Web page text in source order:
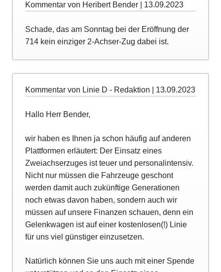
Kommentar von Heribert Bender | 13.09.2023
Schade, das am Sonntag bei der Eröffnung der
714 kein einziger 2-Achser-Zug dabei ist.
Kommentar von Linie D - Redaktion | 13.09.2023
Hallo Herr Bender,
wir haben es Ihnen ja schon häufig auf anderen
Plattformen erläutert: Der Einsatz eines
Zweiachserzuges ist teuer und personalintensiv.
Nicht nur müssen die Fahrzeuge geschont
werden damit auch zukünftige Generationen
noch etwas davon haben, sondern auch wir
müssen auf unsere Finanzen schauen, denn ein
Gelenkwagen ist auf einer kostenlosen(!) Linie
für uns viel günstiger einzusetzen.
Natürlich können Sie uns auch mit einer Spende